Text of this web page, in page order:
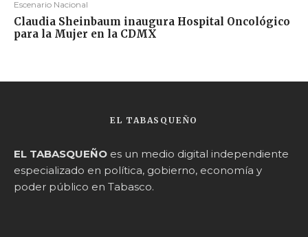
Escenario Nacional
Claudia Sheinbaum inaugura Hospital Oncológico
para la Mujer en la CDMX
EL TABASQUEÑO
EL TABASQUEÑO es un medio digital independiente
especializado en política, gobierno, economía y
poder público en Tabasco.